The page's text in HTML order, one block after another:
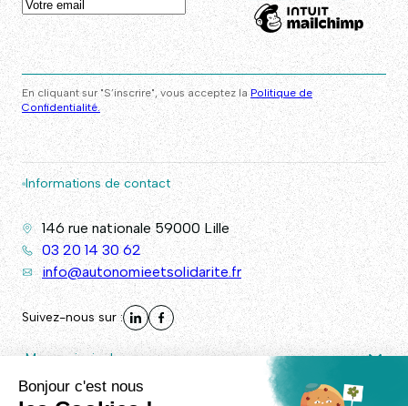
En cliquant sur "S’inscrire", vous acceptez la Politique de
Confidentialité.
Informations de contact
146 rue nationale 59000 Lille
03 20 14 30 62
info@autonomieetsolidarite.fr
Suivez-nous sur :
Menu principal
Autres liens